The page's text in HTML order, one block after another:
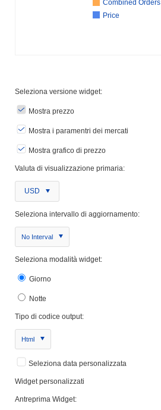
Combined Orders
Price
Seleziona versione widget:
Mostra prezzo
Mostra i paramentri dei mercati
Mostra grafico di prezzo
Valuta di visualizzazione primaria:
USD
Seleziona intervallo di aggiornamento:
No Interval
Seleziona modalità widget:
Giorno
Notte
Tipo di codice output:
Html
Seleziona data personalizzata
Widget personalizzati
Antreprima Widget: